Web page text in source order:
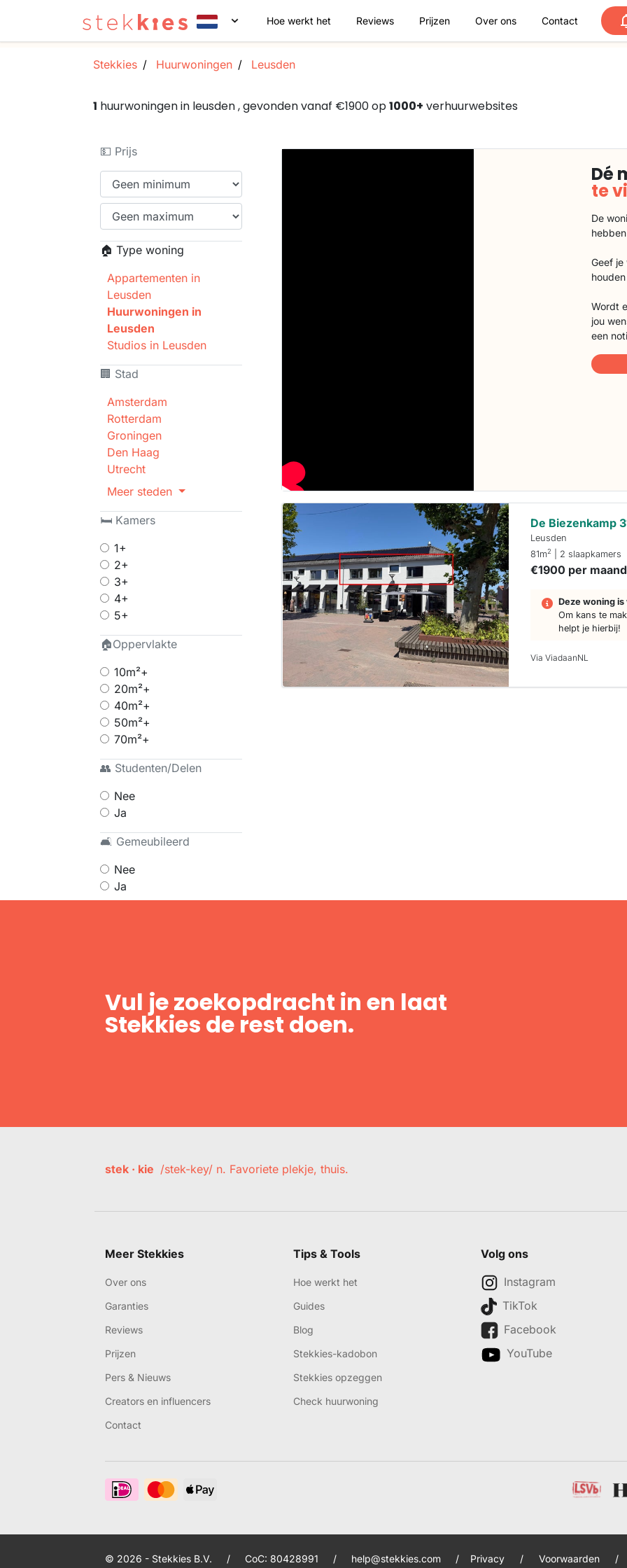
Hoe werkt het Reviews Prijzen Over ons Contact
Stekkies Huurwoningen Leusden
1 huurwoningen in leusden , gevonden vanaf €1900 op1000+ verhuurwebsites
💵 Prijs
🏠 Type woning
Appartementen in
Leusden
Huurwoningen in
Leusden
Studios in Leusden
🏢 Stad
Amsterdam
Rotterdam
Groningen
Den Haag
Utrecht
Meer steden
🛏 Kamers
1+
2+
3+
4+
5+
🏠Oppervlakte
10m²+
20m²+
40m²+
50m²+
70m²+
👥 Studenten/Delen
Nee
Ja
🛋 Gemeubileerd
Nee
Ja
Dé
te
De
Geef
Wordt
jou
een
De Biezenkamp
Leusden
81m2 | 2 slaapkamers
€1900 per maand
Deze woning
Om kans te
helpt je hierbij!
Via ViadaanNL
Vul je zoekopdracht in en laat
Stekkies de rest doen.
stek · kie /stek-key/ n. Favoriete plekje, thuis.
Meer Stekkies
Over ons
Garanties
Reviews
Prijzen
Pers & Nieuws
Creators en influencers
Contact
Tips & Tools
Hoe werkt het
Guides
Blog
Stekkies-kadobon
Stekkies opzeggen
Check huurwoning
Volg ons
Instagram
TikTok
Facebook
YouTube
© 2026 - Stekkies B.V. / CoC: 80428991 / help@stekkies.com / Privacy / Voorwaarden /